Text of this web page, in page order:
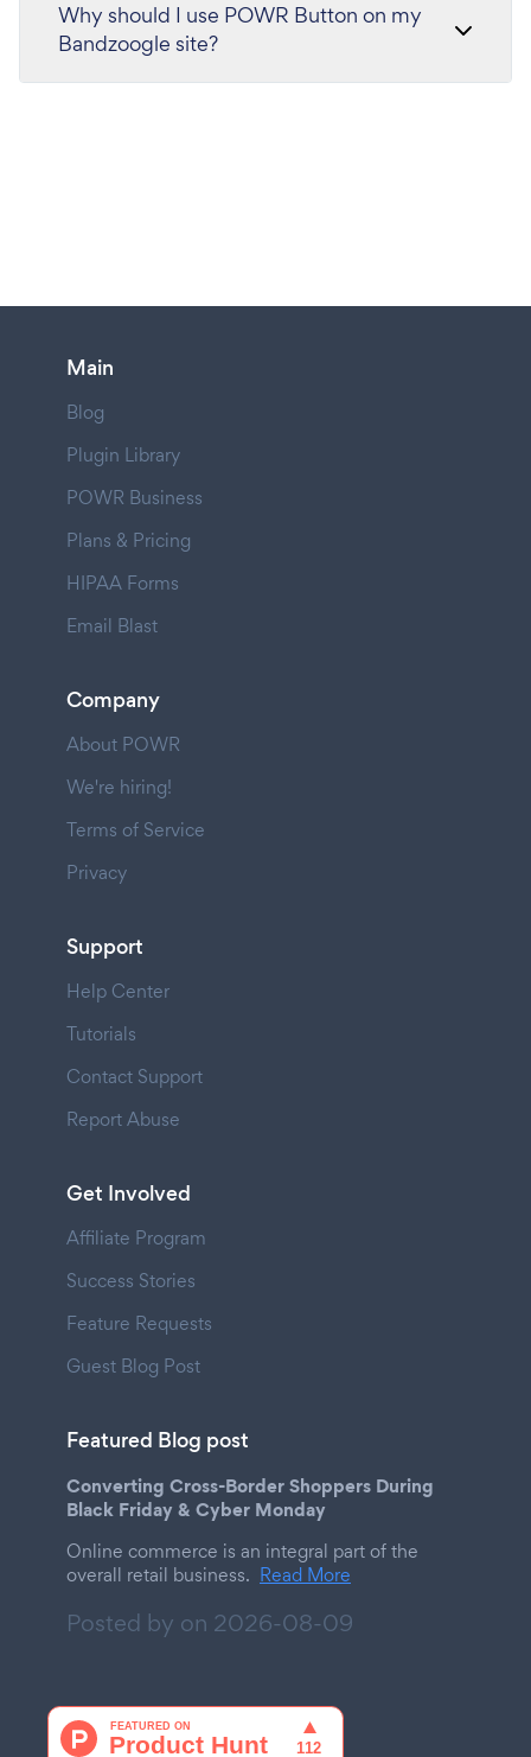
Why should I use POWR Button on my
Bandzoogle site?
Main
Blog
Plugin Library
POWR Business
Plans & Pricing
HIPAA Forms
Email Blast
Company
About POWR
We're hiring!
Terms of Service
Privacy
Support
Help Center
Tutorials
Contact Support
Report Abuse
Get Involved
Affiliate Program
Success Stories
Feature Requests
Guest Blog Post
Featured Blog post
Converting Cross-Border Shoppers During
Black Friday & Cyber Monday
Online commerce is an integral part of the
overall retail business. Read More
Posted by on 2026-08-09